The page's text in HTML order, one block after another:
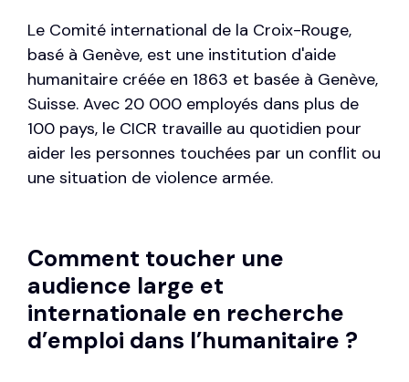
Le Comité international de la Croix-Rouge,
basé à Genève, est une institution d'aide
humanitaire créée en 1863 et basée à Genève,
Suisse. Avec 20 000 employés dans plus de
100 pays, le CICR travaille au quotidien pour
aider les personnes touchées par un conflit ou
une situation de violence armée.
Comment toucher une
audience large et
internationale en recherche
d’emploi dans l’humanitaire ?